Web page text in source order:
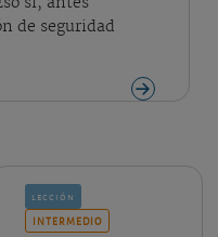
de seguridad
lección
INTERMEDIO